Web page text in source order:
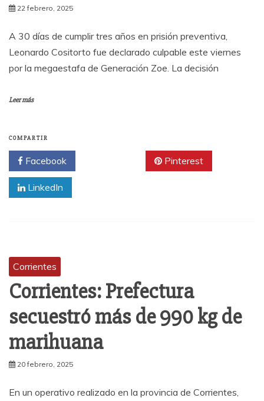
22 febrero, 2025
A 30 días de cumplir tres años en prisión preventiva,
Leonardo Cositorto fue declarado culpable este viernes
por la megaestafa de Generación Zoe. La decisión
Leer más
COMPARTIR
Facebook Pinterest
LinkedIn
Corrientes
Corrientes: Prefectura
secuestró más de 990 kg de
marihuana
20 febrero, 2025
En un operativo realizado en la provincia de Corrientes,